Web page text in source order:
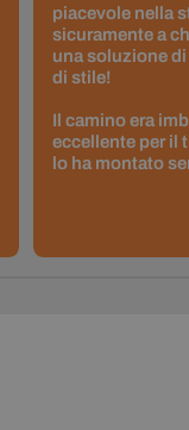
piacevole nella
sicuramente a
una soluzione
di stile!
Il camino era
eccellente per il
lo ha montato